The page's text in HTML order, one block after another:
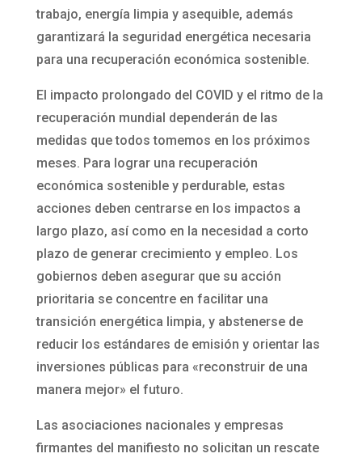
trabajo, energía limpia y asequible, además
garantizará la seguridad energética necesaria
para una recuperación económica sostenible.
El impacto prolongado del COVID y el ritmo de la
recuperación mundial dependerán de las
medidas que todos tomemos en los próximos
meses. Para lograr una recuperación
económica sostenible y perdurable, estas
acciones deben centrarse en los impactos a
largo plazo, así como en la necesidad a corto
plazo de generar crecimiento y empleo. Los
gobiernos deben asegurar que su acción
prioritaria se concentre en facilitar una
transición energética limpia, y abstenerse de
reducir los estándares de emisión y orientar las
inversiones públicas para «reconstruir de una
manera mejor» el futuro.
Las asociaciones nacionales y empresas
firmantes del manifiesto no solicitan un rescate